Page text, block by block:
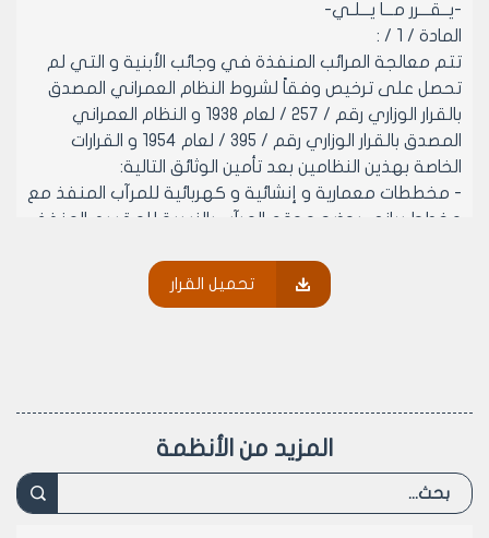
-يــقـــرر مـــا يـــلـي-
المادة / 1 / :
تتم معالجة المرائب المنفذة في وجائب الأبنية و التي لم
تحصل على ترخيص وفقاً لشروط النظام العمراني المصدق
بالقرار الوزاري رقم / 257 / لعام 1938 و النظام العمراني
المصدق بالقرار الوزاري رقم / 395 / لعام 1954 و القرارات
الخاصة بهذين النظامين بعد تأمين الوثائق التالية:
- مخططات معمارية و إنشائية و كهربائية للمرآب المنفذ مع
مخطط بياني يوضح موقع المرآب بالنسبة للمقسم المنفذ
- وثيقة تثبت أن المقسم المنفذ فيه المرآب مرخص أو
بحكم المرخص (مخالفات المقسم محسومة).
المقسم الذي يعلوه مباشرة و بنفس المحضر و التعهد
استطراق إلى سطحه ومعالجة الأضرار التي يتعرض لها البناء
تحميل القرار
المزيد من الأنظمة